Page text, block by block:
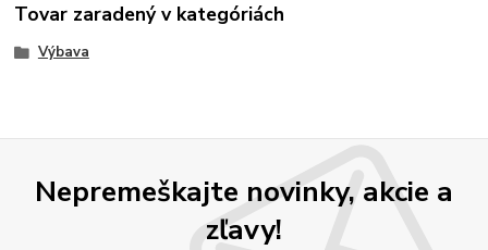
Tovar zaradený v kategóriách
Výbava
Nepremeškajte novinky, akcie a
zľavy!